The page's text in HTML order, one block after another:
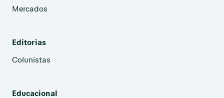
Mercados
Editorias
Colunistas
Educacional